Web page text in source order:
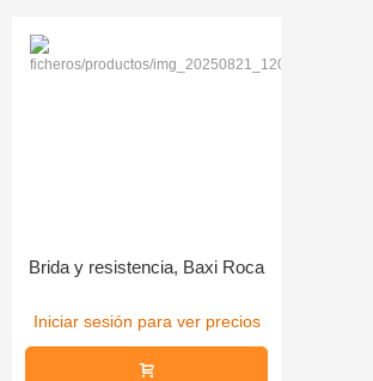
Brida y resistencia, Baxi Roca
Iniciar sesión para ver precios